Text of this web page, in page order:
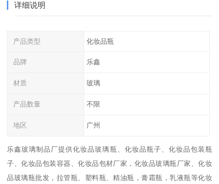
详细说明
产品类型 化妆品瓶
品牌 乐鑫
材质 玻璃
产品数量 不限
地区 广州
乐鑫玻璃制品厂提供化妆品玻璃瓶、化妆品瓶子、化妆品包装瓶
子、化妆品包装容器、化妆品包材厂家，化妆品玻璃瓶厂家、化妆
品玻璃瓶批发，拉管瓶、塑料瓶、精油瓶，膏霜瓶，乳液瓶等化妆